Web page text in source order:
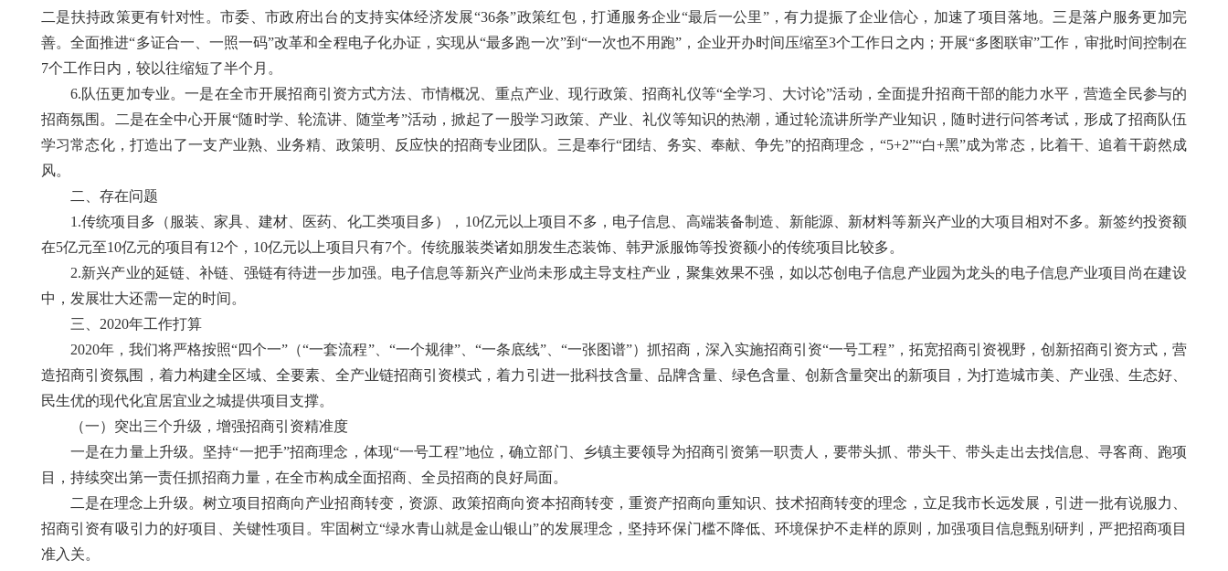
二是扶持政策更有针对性。市委、市政府出台的支持实体经济发展“36条”政策红包，打通服务企业“最后一公里”，有力提振了企业信心，加速了项目落地。三是落户服务更加完
善。全面推进“多证合一、一照一码”改革和全程电子化办证，实现从“最多跑一次”到“一次也不用跑”，企业开办时间压缩至3个工作日之内；开展“多图联审”工作，审批时间控制在
7个工作日内，较以往缩短了半个月。
6.队伍更加专业。一是在全市开展招商引资方式方法、市情概况、重点产业、现行政策、招商礼仪等“全学习、大讨论”活动，全面提升招商干部的能力水平，营造全民参与的
招商氛围。二是在全中心开展“随时学、轮流讲、随堂考”活动，掀起了一股学习政策、产业、礼仪等知识的热潮，通过轮流讲所学产业知识，随时进行问答考试，形成了招商队伍
学习常态化，打造出了一支产业熟、业务精、政策明、反应快的招商专业团队。三是奉行“团结、务实、奉献、争先”的招商理念，“5+2”“白+黑”成为常态，比着干、追着干蔚然成
风。
二、存在问题
1.传统项目多（服装、家具、建材、医药、化工类项目多），10亿元以上项目不多，电子信息、高端装备制造、新能源、新材料等新兴产业的大项目相对不多。新签约投资额
在5亿元至10亿元的项目有12个，10亿元以上项目只有7个。传统服装类诸如朋发生态装饰、韩尹派服饰等投资额小的传统项目比较多。
2.新兴产业的延链、补链、强链有待进一步加强。电子信息等新兴产业尚未形成主导支柱产业，聚集效果不强，如以芯创电子信息产业园为龙头的电子信息产业项目尚在建设
中，发展壮大还需一定的时间。
三、2020年工作打算
2020年，我们将严格按照“四个一”（“一套流程”、“一个规律”、“一条底线”、“一张图谱”）抓招商，深入实施招商引资“一号工程”，拓宽招商引资视野，创新招商引资方式，营
造招商引资氛围，着力构建全区域、全要素、全产业链招商引资模式，着力引进一批科技含量、品牌含量、绿色含量、创新含量突出的新项目，为打造城市美、产业强、生态好、
民生优的现代化宜居宜业之城提供项目支撑。
（一）突出三个升级，增强招商引资精准度
一是在力量上升级。坚持“一把手”招商理念，体现“一号工程”地位，确立部门、乡镇主要领导为招商引资第一职责人，要带头抓、带头干、带头走出去找信息、寻客商、跑项
目，持续突出第一责任抓招商力量，在全市构成全面招商、全员招商的良好局面。
二是在理念上升级。树立项目招商向产业招商转变，资源、政策招商向资本招商转变，重资产招商向重知识、技术招商转变的理念，立足我市长远发展，引进一批有说服力、
招商引资有吸引力的好项目、关键性项目。牢固树立“绿水青山就是金山银山”的发展理念，坚持环保门槛不降低、环境保护不走样的原则，加强项目信息甄别研判，严把招商项目
准入关。